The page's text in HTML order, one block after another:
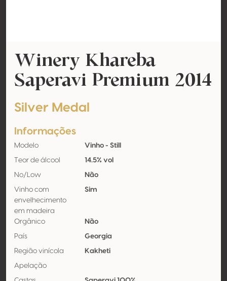
Winery Khareba
Saperavi Premium 2014
Silver Medal
Informações
Modelo Vinho - Still
Teor de álcool 14.5% vol
No/Low Não
Vinho com
envelhecimento
em madeira
Sim
Orgânico Não
País Georgia
Região vinícola Kakheti
Apelação